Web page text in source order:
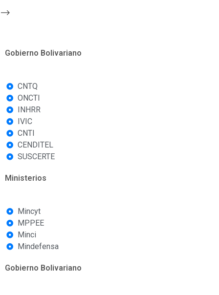
-->
Gobierno Bolivariano
CNTQ
ONCTI
INHRR
IVIC
CNTI
CENDITEL
SUSCERTE
Ministerios
Mincyt
MPPEE
Minci
Mindefensa
Gobierno Bolivariano